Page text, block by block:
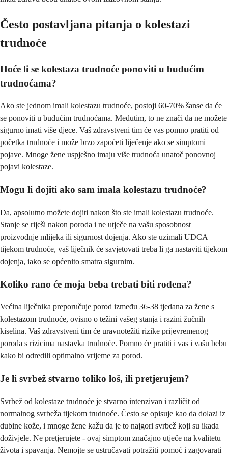
Često postavljana pitanja o kolestazi
trudnoće
Hoće li se kolestaza trudnoće ponoviti u budućim
trudnoćama?
Ako ste jednom imali kolestazu trudnoće, postoji 60-70% šanse da će
se ponoviti u budućim trudnoćama. Međutim, to ne znači da ne možete
sigurno imati više djece. Vaš zdravstveni tim će vas pomno pratiti od
početka trudnoće i može brzo započeti liječenje ako se simptomi
pojave. Mnoge žene uspješno imaju više trudnoća unatoč ponovnoj
pojavi kolestaze.
Mogu li dojiti ako sam imala kolestazu trudnoće?
Da, apsolutno možete dojiti nakon što ste imali kolestazu trudnoće.
Stanje se riješi nakon poroda i ne utječe na vašu sposobnost
proizvodnje mlijeka ili sigurnost dojenja. Ako ste uzimali UDCA
tijekom trudnoće, vaš liječnik će savjetovati treba li ga nastaviti tijekom
dojenja, iako se općenito smatra sigurnim.
Koliko rano će moja beba trebati biti rođena?
Većina liječnika preporučuje porod između 36-38 tjedana za žene s
kolestazom trudnoće, ovisno o težini vašeg stanja i razini žučnih
kiselina. Vaš zdravstveni tim će uravnotežiti rizike prijevremenog
poroda s rizicima nastavka trudnoće. Pomno će pratiti i vas i vašu bebu
kako bi odredili optimalno vrijeme za porod.
Je li svrbež stvarno toliko loš, ili pretjerujem?
Svrbež od kolestaze trudnoće je stvarno intenzivan i različit od
normalnog svrbeža tijekom trudnoće. Često se opisuje kao da dolazi iz
dubine kože, i mnoge žene kažu da je to najgori svrbež koji su ikada
doživjele. Ne pretjerujete - ovaj simptom značajno utječe na kvalitetu
života i spavanja. Nemojte se ustručavati potražiti pomoć i zagovarati